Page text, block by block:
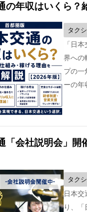
の年収はいくら？
タク
「日
界への
プの一
ーの年
「会社説明会」開
タク
日本
り、